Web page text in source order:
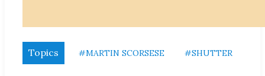
Topics #MARTIN SCORSESE #SHUTTER